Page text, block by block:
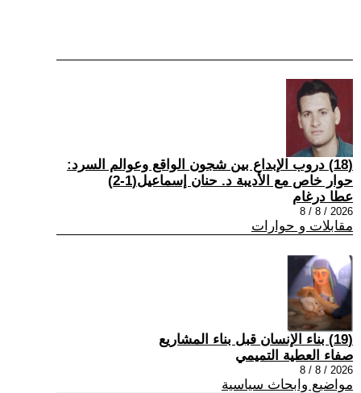
(18) دروب الإبداع بين شجون الواقع وعوالم السرد:
حوار خاص مع الأديبة د. حنان إسماعيل(1-2)
عطا درغام
2026 / 8 / 8
مقابلات و حوارات
(19) بناء الإنسان قبل بناء المشاريع
صفاء العطية التميمي
2026 / 8 / 8
مواضيع وابحاث سياسية